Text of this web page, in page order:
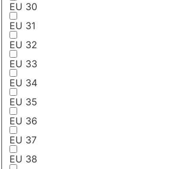
EU 30
EU 31
EU 32
EU 33
EU 34
EU 35
EU 36
EU 37
EU 38